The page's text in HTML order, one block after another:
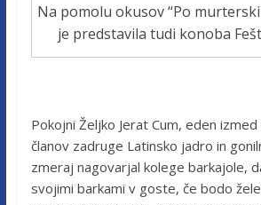
Na pomolu okusov “Po murterski
je predstavila tudi konoba
Pokojni Željko Jerat Cum, eden
članov zadruge Latinsko jadro in
zmeraj nagovarjal kolege barkajole,
svojimi barkami v goste, če bodo